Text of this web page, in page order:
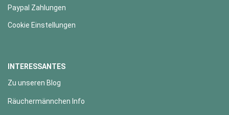
Paypal Zahlungen
Cookie Einstellungen
INTERESSANTES
Zu unseren Blog
Räuchermännchen Info